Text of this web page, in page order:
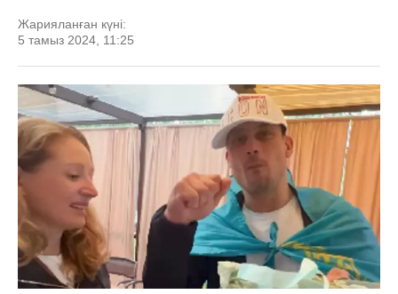
Жарияланған күні:
5 тамыз 2024, 11:25